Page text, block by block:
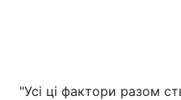
"Усі ці фактори разом